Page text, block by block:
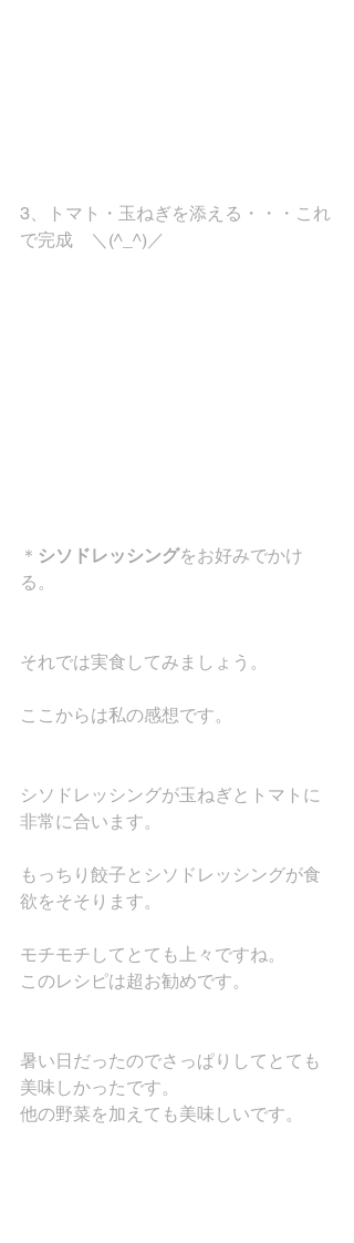
3、トマト・玉ねぎを添える・・・これ
で完成　＼(^_^)／
＊ シソドレッシングをお好みでかけ
る。
それでは実食してみましょう。
ここからは私の感想です。
シソドレッシングが玉ねぎとトマトに
非常に合います。
もっちり餃子とシソドレッシングが食
欲をそそります。
モチモチしてとても上々ですね。
このレシピは超お勧めです。
暑い日だったのでさっぱりしてとても
美味しかったです。
他の野菜を加えても美味しいです。